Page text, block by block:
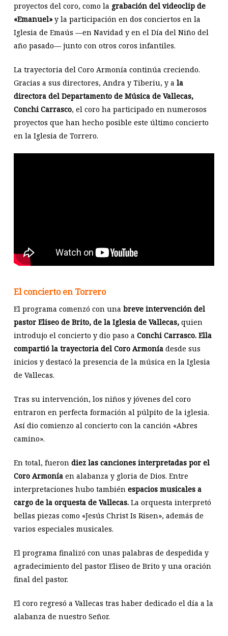
proyectos del coro, como la grabación del videoclip de
«Emanuel»y la participación en dos conciertos en la
Iglesia de Emaús —en Navidad y en el Día del Niño del
año pasado— junto con otros coros infantiles.
La trayectoria del Coro Armonía continúa creciendo.
Gracias a sus directores, Andra y Tiberiu, y a la
directora del Departamento de Música de Vallecas,
Conchi Carrasco, el coro ha participado en numerosos
proyectos que han hecho posible este último concierto
en la Iglesia de Torrero.
El concierto en Torrero
El programa comenzó con una breve intervención del
pastor Eliseo de Brito, de la Iglesia de Vallecas,quien
introdujo el concierto y dio paso a Conchi Carrasco. Ella
compartió la trayectoria del Coro Armoníadesde sus
inicios y destacó la presencia de la música en la Iglesia
de Vallecas.
Tras su intervención, los niños y jóvenes del coro
entraron en perfecta formación al púlpito de la iglesia.
Así dio comienzo al concierto con la canción «Abres
camino».
En total, fueron diez las canciones interpretadas por el
Coro Armoníaen alabanza y gloria de Dios. Entre
interpretaciones hubo también espacios musicales a
cargo de la orquesta de Vallecas.La orquesta interpretó
bellas piezas como «Jesús Christ Is Risen», además de
varios especiales musicales.
El programa finalizó con unas palabras de despedida y
agradecimiento del pastor Eliseo de Brito y una oración
final del pastor.
El coro regresó a Vallecas tras haber dedicado el día a la
alabanza de nuestro Señor.